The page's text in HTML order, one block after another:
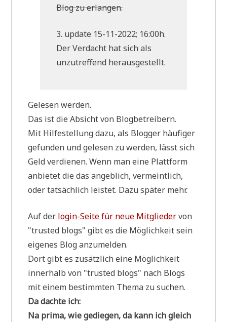
Blog zu erlangen.
3. update 15-11-2022; 16:00h.
Der Ver­dacht hat sich als
unzu­tref­fend herausgestellt.
Gele­sen werden.
Das ist die Absicht von Blogbetreibern.
Mit Hil­fe­stel­lung dazu, als Blog­ger häu­fi­ger
gefun­den und gele­sen zu wer­den, lässt sich
Geld ver­die­nen. Wenn man eine Platt­form
anbie­tet die das angeb­lich, ver­meint­lich,
oder tat­säch­lich lei­stet. Dazu spä­ter mehr.
Auf der log­in-Sei­te für neue Mit­glie­dervon
"tru­sted blogs" gibt es die Mög­lich­keit sein
eige­nes Blog anzumelden.
Dort gibt es zusätz­lich eine Mög­lich­keit
inner­halb von "tru­sted blogs" nach Blogs
mit einem bestimm­ten The­ma zu suchen.
Da dach­te ich:
Na pri­ma, wie gedie­gen, da kann ich gleich